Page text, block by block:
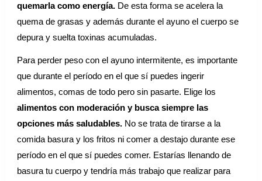
quemarla como energía.De esta forma se acelera la
quema de grasas y además durante el ayuno el cuerpo se
depura y suelta toxinas acumuladas.
Para perder peso con el ayuno intermitente, es importante
que durante el período en el que sí puedes ingerir
alimentos, comas de todo pero sin pasarte. Elige los
alimentos con moderación y busca siempre las
opciones más saludables.No se trata de tirarse a la
comida basura y los fritos ni comer a destajo durante ese
período en el que sí puedes comer. Estarías llenando de
basura tu cuerpo y tendría más trabajo que realizar para